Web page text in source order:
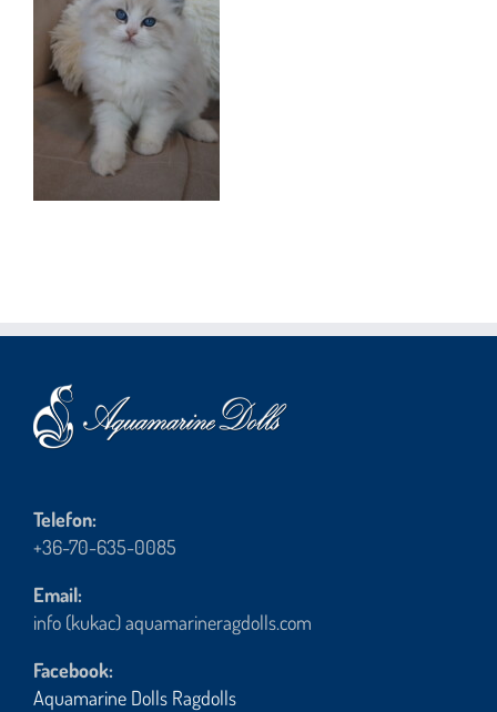
Telefon:
+36-70-635-0085
Email:
info (kukac) aquamarineragdolls.com
Facebook:
Aquamarine Dolls Ragdolls